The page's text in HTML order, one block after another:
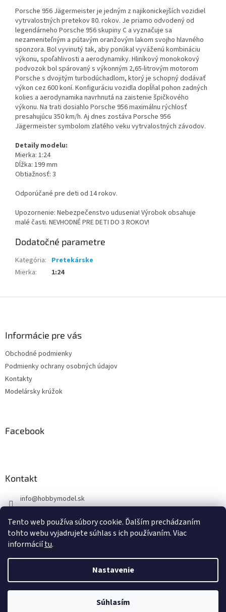
Tento web používa súbory cookie. Ďalším prechádzaním
tohto webu vyjadrujete súhlas s ich používaním. Viac
informáciítu.
Nastavenie
Súhlasím
Porsche 956 Jägermeister je jedným z najikonickejších vozidiel
vytrvalostných pretekov 80. rokov. Je priamo odvodený od
legendárneho Porsche 956 skupiny C a vyznačuje sa
nezameniteľným a pútavým oranžovým lakom svojho hlavného
sponzora. Bol vyvinutý tak, aby ponúkal vyváženú kombináciu
výkonu, spoľahlivosti a aerodynamiky. Hliníkový monokokový
podvozok bol spárovaný s výkonným 2,65-litrovým motorom
Porsche s dvojitým turbodúchadlom, ktorý je schopný dodávať
výkon cez 600 koní. Konfiguráciu vozidla dopĺňal pohon zadných
kolies a aerodynamika navrhnutá na zaistenie špičkového
výkonu. Na trati dosiahlo Porsche 956 maximálnu rýchlosť
presahujúcu 350 km/h. Aj dnes zostáva Porsche 956
Jägermeister symbolom zlatého veku vytrvalostných závodov.
Detaily modelu:
Mierka: 1:24
Dĺžka: 199 mm
Obtiažnosť: 3
Odporúčané pre deti od 14 rokov.
Upozornenie: Nebezpečenstvo udusenia! Výrobok obsahuje
malé časti. NEVHODNÉ PRE DETI DO 3 ROKOV!
Dodatočné parametre
Kategória: Pretekárske
Mierka: 1:24
Informácie pre vás
Obchodné podmienky
Podmienky ochrany osobných údajov
Kontakty
Modelársky krúžok
Facebook
Kontakt
info@hobbymodel.sk
https://www.facebook.com/skhobbymodel
Vytvoril Shoptet
hobbymodel.sk. Všetky práva vyhradené.